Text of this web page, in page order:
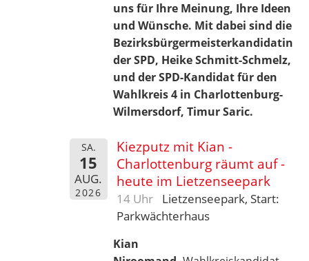
uns für Ihre Meinung, Ihre Ideen
und Wünsche. Mit dabei sind die
Bezirksbürgermeisterkandidatin
der SPD, Heike Schmitt-Schmelz,
und der SPD-Kandidat für den
Wahlkreis 4 in Charlottenburg-
Wilmersdorf, Timur Saric.
SA.
15
AUG.
2026
Kiezputz mit Kian -
Charlottenburg räumt auf -
heute im Lietzenseepark
14 Uhr
Lietzenseepark, Start:
Parkwächterhaus
Kian